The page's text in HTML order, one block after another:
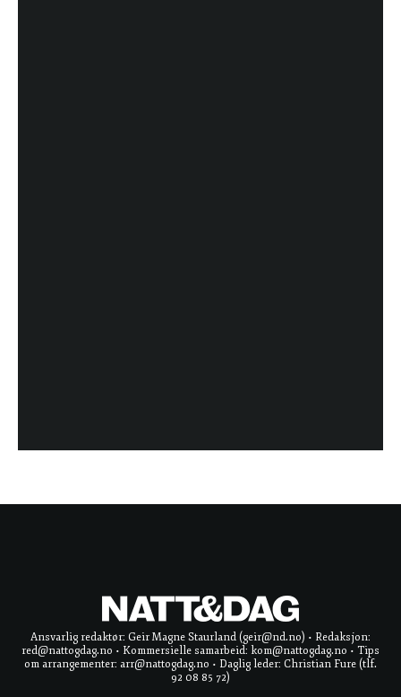
Ansvarlig redaktør: Geir Magne Staurland (geir@nd.no) • Redaksjon:
red@nattogdag.no • Kommersielle samarbeid: kom@nattogdag.no • Tips
om arrangementer: arr@nattogdag.no • Daglig leder: Christian Fure (tlf.
92 08 85 72)